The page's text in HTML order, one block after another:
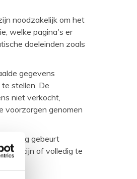
noodzakelijk om het
welke pagina's er
doeleinden zoals
gegevens
stellen. De
niet verkocht,
voorzorgen genomen
gebeurt
zijn of volledig te